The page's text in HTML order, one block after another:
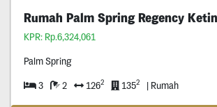
Rumah Palm Spring Regency
KPR: Rp.6,324,061
Palm Spring
3 2 1262 1352 | Rumah